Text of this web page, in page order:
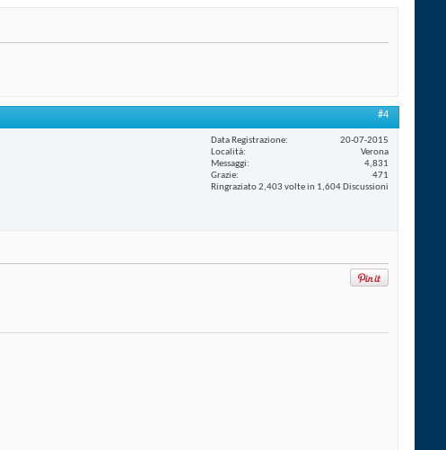
#4
Data Registrazione
20-07-2015
Località
Verona
Messaggi
4,831
Grazie
471
Ringraziato 2,403 volte in 1,604 Discussioni